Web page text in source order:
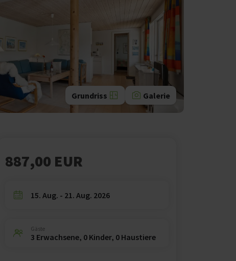
Grundriss Galerie
887,00 EUR
15. Aug. - 21. Aug. 2026
Gäste
3 Erwachsene, 0 Kinder, 0 Haustiere